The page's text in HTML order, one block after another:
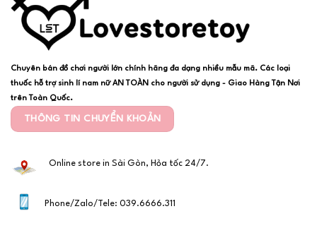
Chuyên bán đồ chơi người lớn chính hãng đa dạng nhiều mẫu mã. Các loại
thuốc hỗ trợ sinh lí nam nữ AN TOÀN cho người sử dụng - Giao Hàng Tận Nơi
trên Toàn Quốc.
THÔNG TIN CHUYỂN KHOẢN
Online store in Sài Gòn, Hỏa tốc 24/7.
Phone/Zalo/Tele: 039.6666.311